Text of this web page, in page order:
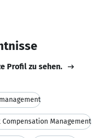
Profil zu sehen.
Compensation Management